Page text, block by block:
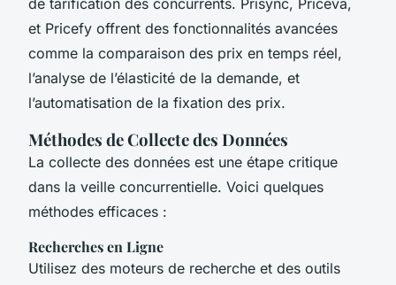
de tarification des concurrents. Prisync, Priceva,
et Pricefy offrent des fonctionnalités avancées
comme la comparaison des prix en temps réel,
l’analyse de l’élasticité de la demande, et
l’automatisation de la fixation des prix.
Méthodes de Collecte des Données
La collecte des données est une étape critique
dans la veille concurrentielle. Voici quelques
méthodes efficaces :
Recherches en Ligne
Utilisez des moteurs de recherche et des outils